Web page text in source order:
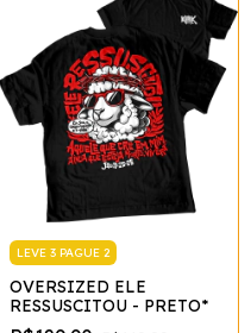
LEVE 3 PAGUE 2
OVERSIZED ELE
RESSUSCITOU - PRETO*